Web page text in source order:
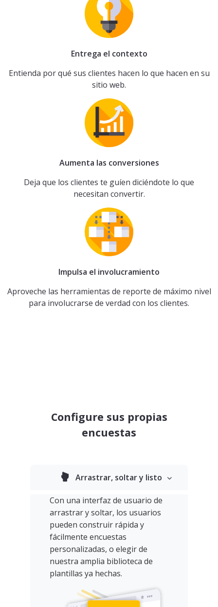
Entrega el contexto
Entienda por qué sus clientes hacen lo que hacen en su
sitio web.
Aumenta las conversiones
Deja que los clientes te guíen diciéndote lo que
necesitan convertir.
Impulsa el involucramiento
Aproveche las herramientas de reporte de máximo nivel
para involucrarse de verdad con los clientes.
Configure sus propias
encuestas
Arrastrar, soltar y listo
Con una interfaz de usuario de
arrastrar y soltar, los usuarios
pueden construir rápida y
fácilmente encuestas
personalizadas, o elegir de
nuestra amplia biblioteca de
plantillas ya hechas.